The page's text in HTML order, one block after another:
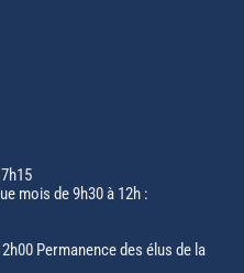
mois de 9h30 à 12h :
Permanence des élus de la